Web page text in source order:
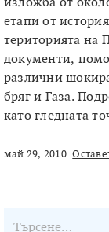
етапи от
територията на
документи,
различни
бряг и Газа.
като гледната
май 29, 2010